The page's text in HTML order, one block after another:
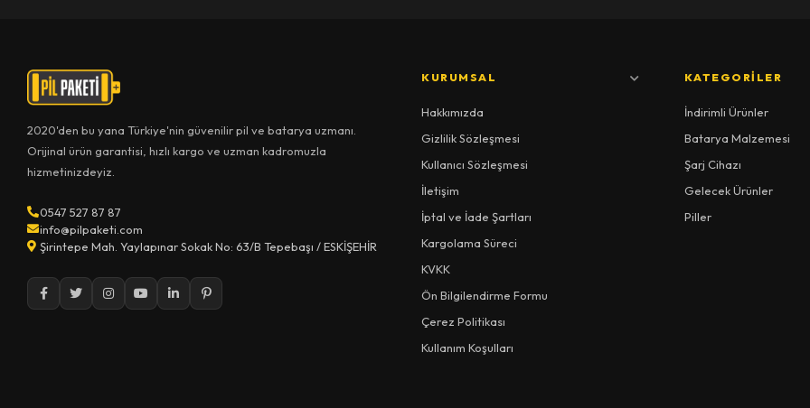
2020'den bu yana Türkiye'nin güvenilir pil ve batarya uzmanı.
Orijinal ürün garantisi, hızlı kargo ve uzman kadromuzla
hizmetinizdeyiz.
0547 527 87 87
info@pilpaketi.com
Şirintepe Mah. Yaylapınar Sokak No: 63/B Tepebaşı / ESKİŞEHİR
KURUMSAL
Hakkımızda
Gizlilik Sözleşmesi
Kullanıcı Sözleşmesi
İletişim
İptal ve İade Şartları
Kargolama Süreci
KVKK
Ön Bilgilendirme Formu
Çerez Politikası
Kullanım Koşulları
KATEGORILER
İndirimli Ürünler
Batarya Malzemesi
Şarj Cihazı
Gelecek Ürünler
Piller